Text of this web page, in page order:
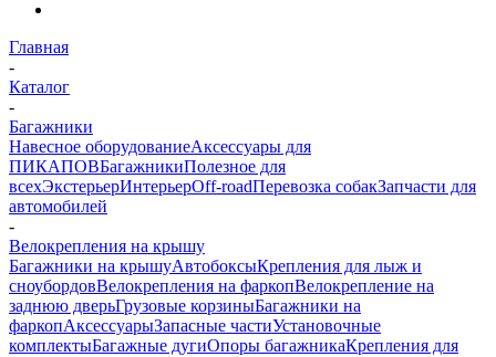
Главная
-
Каталог
-
Багажники
Навесное оборудованиеАксессуары для
ПИКАПОВБагажникиПолезное для
всехЭкстерьерИнтерьерOff-roadПеревозка собакЗапчасти для
автомобилей
-
Велокрепления на крышу
Багажники на крышуАвтобоксыКрепления для лыж и
сноубордовВелокрепления на фаркопВелокрепление на
заднюю дверьГрузовые корзиныБагажники на
фаркопАксессуарыЗапасные частиУстановочные
комплектыБагажные дугиОпоры багажникаКрепления для